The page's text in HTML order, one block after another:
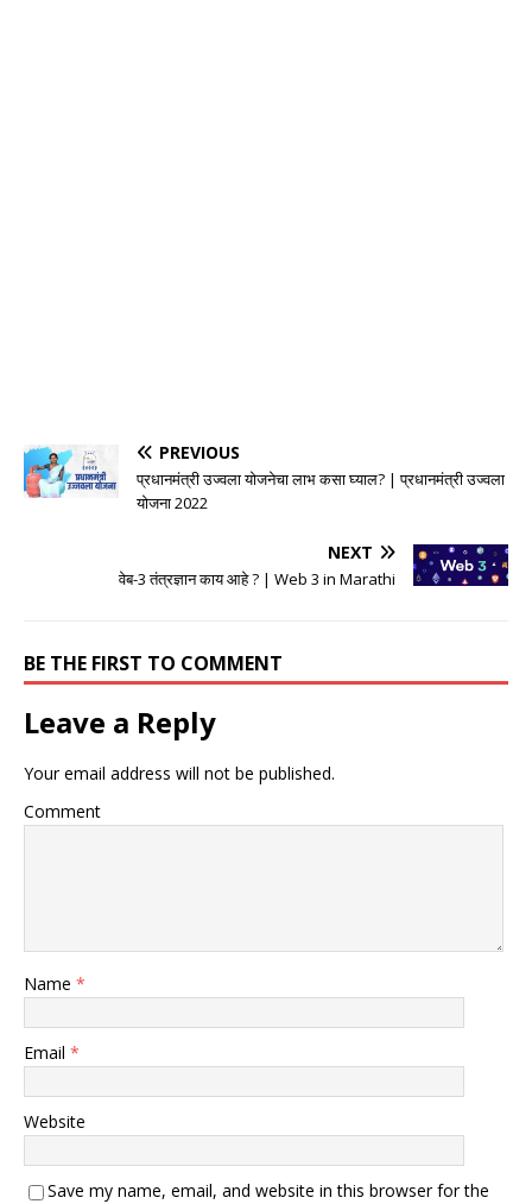
PREVIOUS
प्रधानमंत्री उज्वला योजनेचा लाभ कसा घ्याल? | प्रधानमंत्री उज्वला
योजना 2022
NEXT
वेब-3 तंत्रज्ञान काय आहे ? | Web 3 in Marathi
BE THE FIRST TO COMMENT
Leave a Reply
Your email address will not be published.
Comment
Name *
Email *
Website
Save my name, email, and website in this browser for the